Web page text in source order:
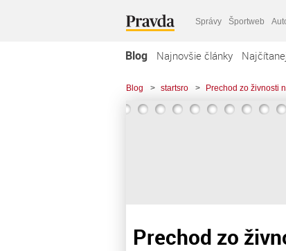
Správy Športweb
Blog Najnovšie články
Blog > startsro > Prechod zo živnosti
Prechod zo